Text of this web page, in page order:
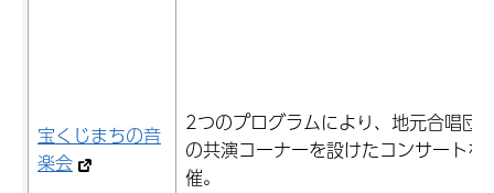
宝くじまちの音
楽会
2つのプログラムにより、地元合唱団
の共演コーナーを設けたコンサートを
催。